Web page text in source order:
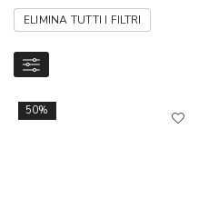
ELIMINA TUTTI I FILTRI
50%